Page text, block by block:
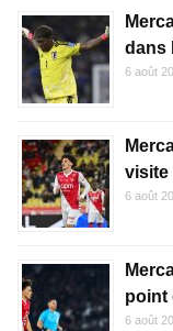
dans
6 août
visite
6 août
point
6 août